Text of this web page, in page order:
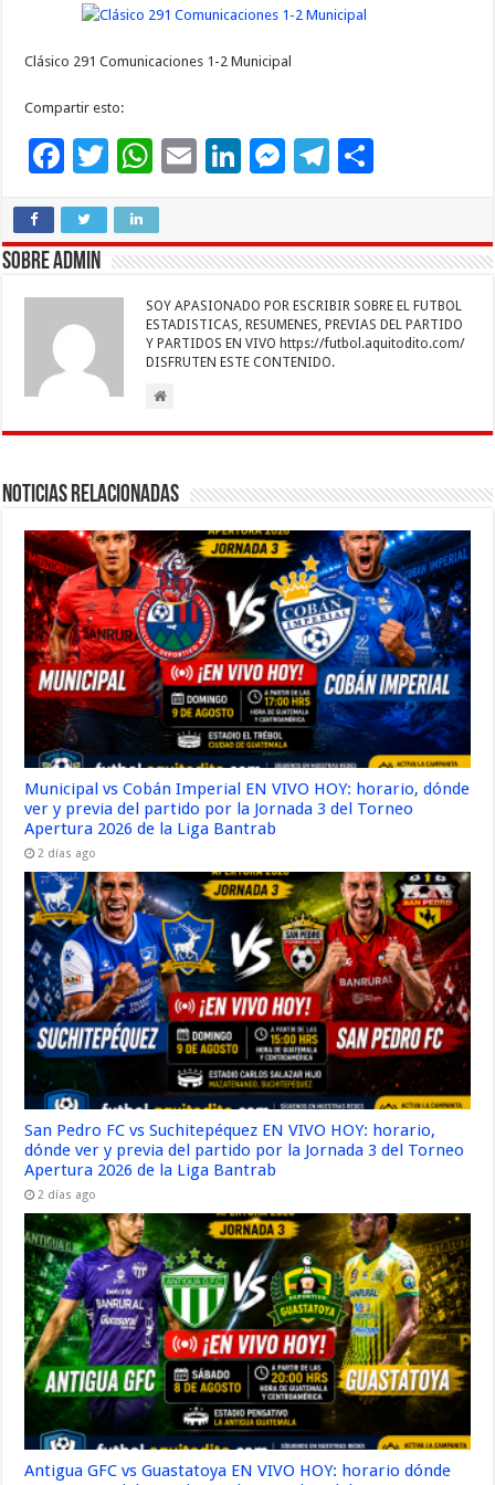
e
b
o
o
k
tt
er
at
sA
p
ai
l
k
e
n
se
n
er
e
m
Clásico 291 Comunicaciones 1-2 Municipal
Compartir esto:
F
e
b
o
o
k
T
tt
er
W
at
sA
p
p
E
l
Li
e
dI
n
M
n
g
er
T
gr
a
m
p
ar
ti
Sobre admin
SOY APASIONADO POR ESCRIBIR SOBRE EL FUTBOL
ESTADISTICAS, RESUMENES, PREVIAS DEL PARTIDO
Y PARTIDOS EN VIVO https://futbol.aquitodito.com/
DISFRUTEN ESTE CONTENIDO.
Noticias Relacionadas
Municipal vs Cobán Imperial EN VIVO HOY: horario, dónde
ver y previa del partido por la Jornada 3 del Torneo
Apertura 2026 de la Liga Bantrab
2 días ago
San Pedro FC vs Suchitepéquez EN VIVO HOY: horario,
dónde ver y previa del partido por la Jornada 3 del Torneo
Apertura 2026 de la Liga Bantrab
2 días ago
Antigua GFC vs Guastatoya EN VIVO HOY: horario dónde